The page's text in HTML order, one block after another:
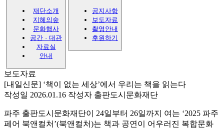
재단소개
지혜의숲
문화행사
공간 · 대관
자료실
안내
공지사항
보도자료
촬영안내
후원하기
보도자료
[내일신문] ‘책이 없는 세상’에서 우리는 책을 읽는다
작성일 2026.01.16 작성자 출판도시문화재단
파주 출판도시문화재단이 24일부터 26일까지 여는 ‘2025 파주
페어 북앤컬처’(북앤컬처)는 책과 공연이 어우러진 복합문화